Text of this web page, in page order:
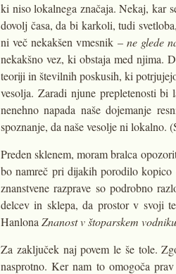
ki niso lokalnega značaja. Nekaj, kar
dovolj časa, da bi karkoli, tudi
ni več nekakšen vmesnik – ne glede
nekakšno vez, ki obstaja med njima.
teoriji in številnih poskusih, ki
vesolja. Zaradi njune prepletenosti
nenehno napada naše dojemanje
spoznanje, da naše vesolje ni lokalno.
Preden sklenem, moram bralca
bo namreč pri dijakih porodilo
znanstvene razprave so podrobno
delcev in sklepa, da prostor v svoji
Hanlona Znanost v štoparskem
Za zaključek naj povem le še tole.
nasprotno. Ker nam to omogoča